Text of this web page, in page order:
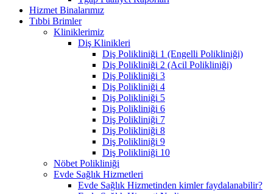
Hizmet Binalarımız
Tıbbi Brimler
Kliniklerimiz
Diş Klinikleri
Diş Polikliniği 1 (Engelli Polikliniği)
Diş Polikliniği 2 (Acil Polikliniği)
Diş Polikliniği 3
Diş Polikliniği 4
Diş Polikliniği 5
Diş Polikliniği 6
Diş Polikliniği 7
Diş Polikliniği 8
Diş Polikliniği 9
Diş Polikliniği 10
Nöbet Polikliniği
Evde Sağlık Hizmetleri
Evde Sağlık Hizmetinden kimler faydalanabilir?